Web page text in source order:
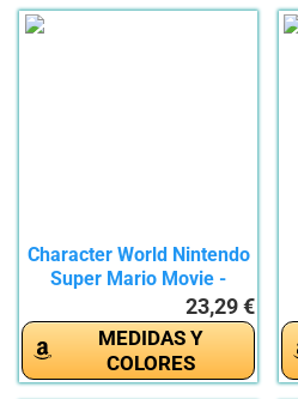
Character World Nintendo
Super Mario Movie -
23,29 €
MEDIDAS Y
COLORES